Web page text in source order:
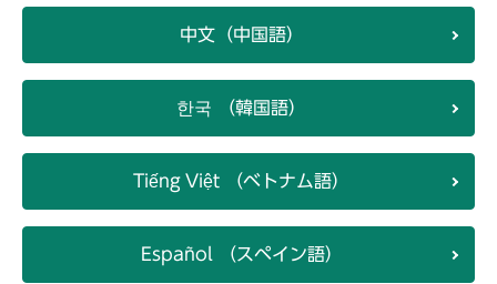
中文（中国語）
한국 （韓国語）
Tiếng Việt （ベトナム語）
Español （スペイン語）